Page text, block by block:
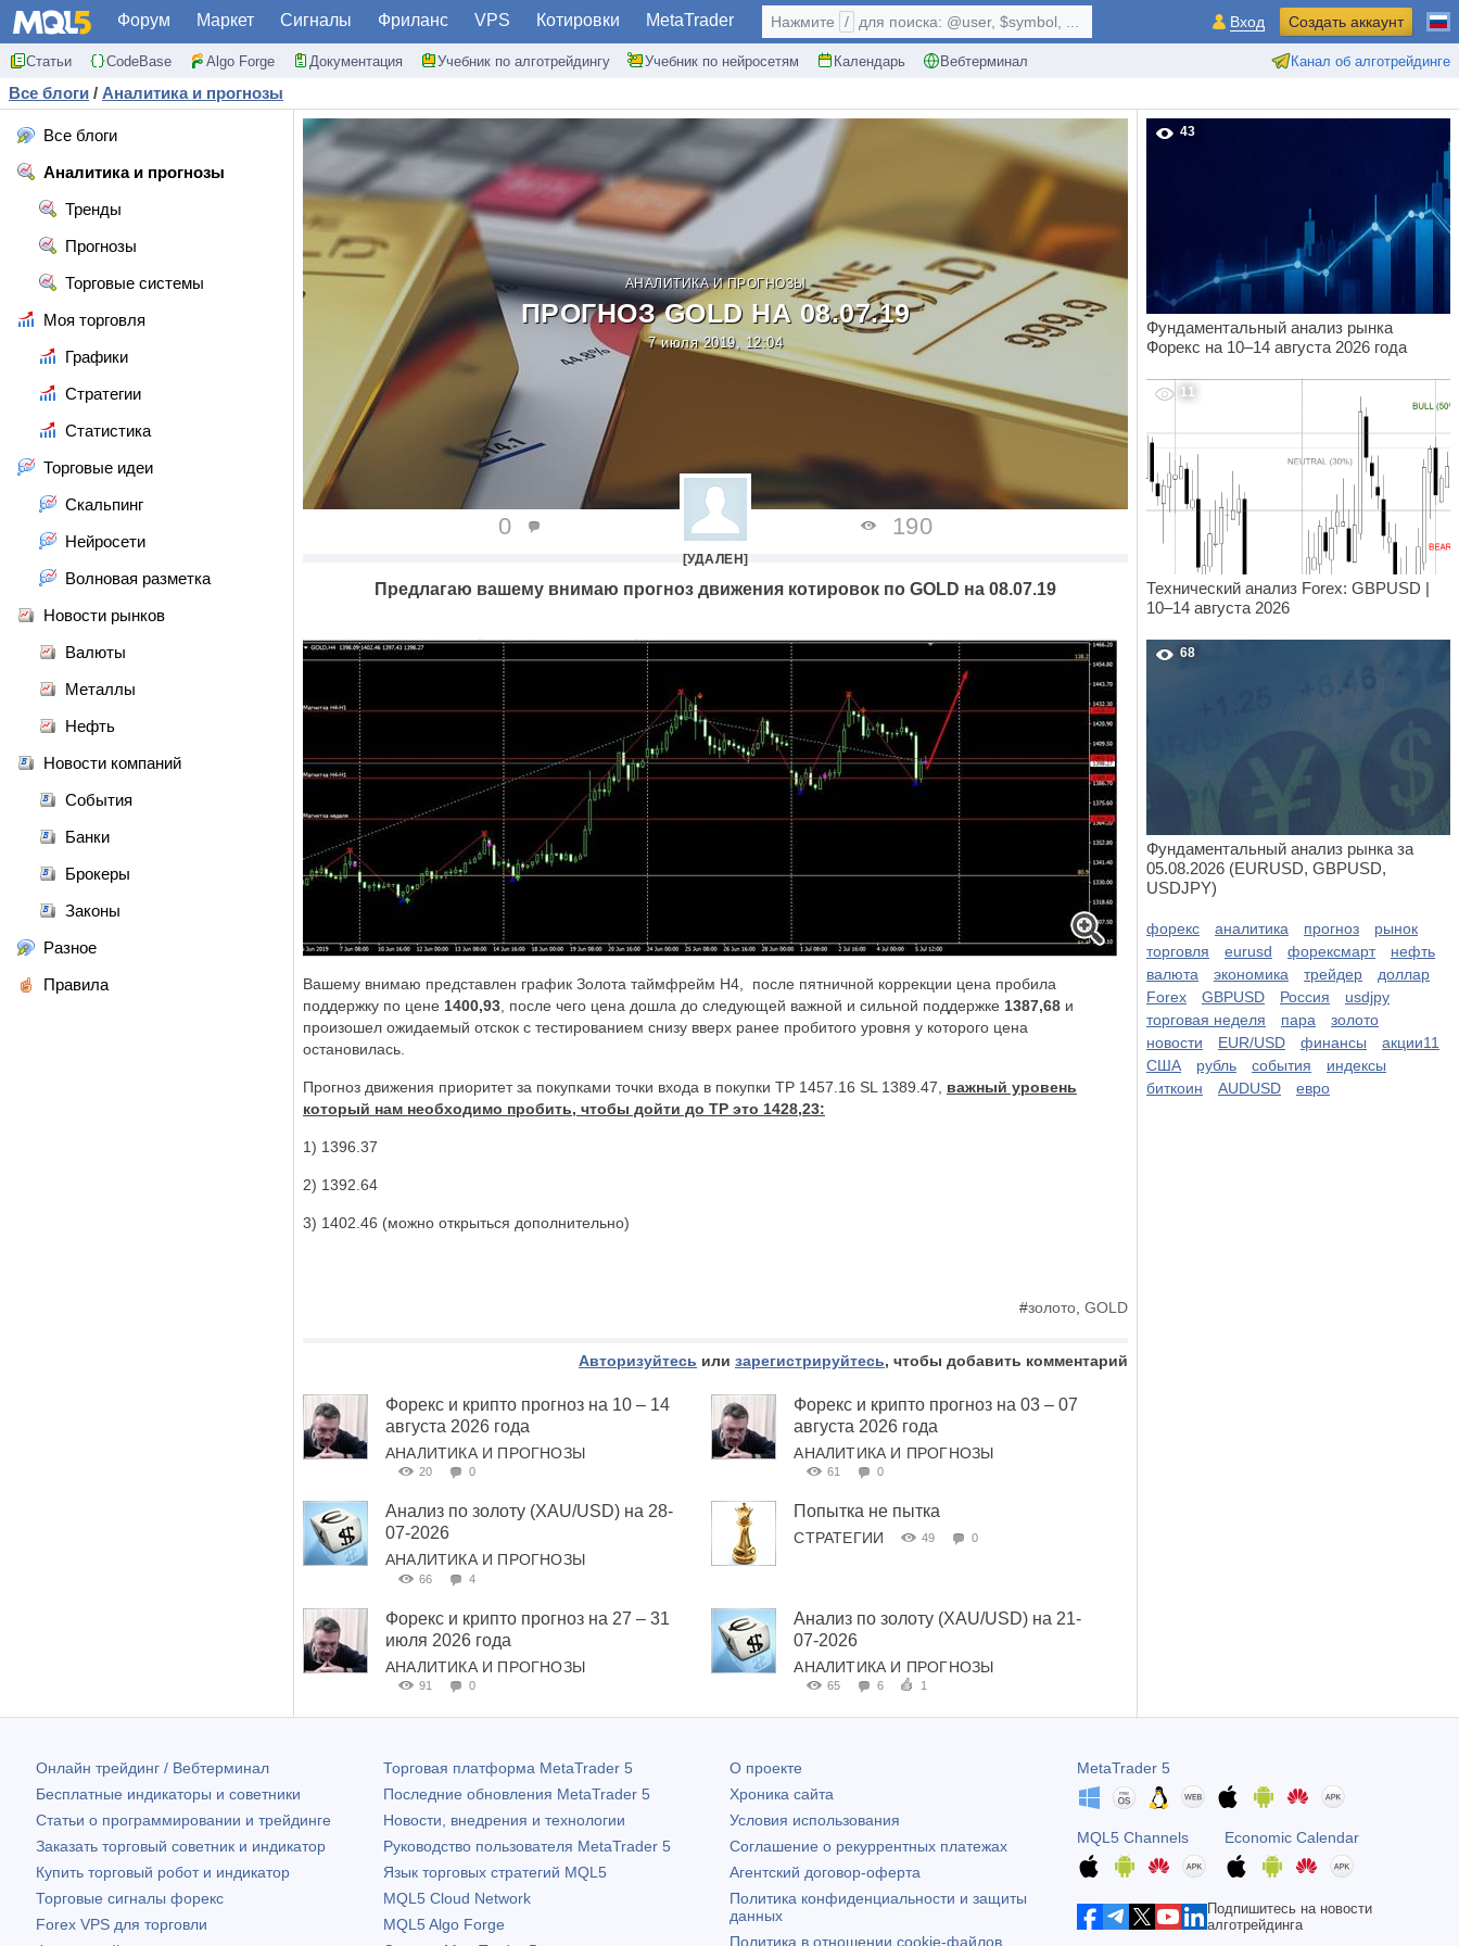
Форум Маркет Сигналы Фриланс VPS Котировки MetaTrader
Статьи CodeBase Algo Forge Документация Учебник по алготрейдингу Учебник по нейросетям Календарь Вебтерминал Канал об алготрейдинге
Нажмите / для поиска: @user, $symbol, ... Вход Создать аккаунт
Все блоги / Аналитика и прогнозы
Все блоги
Аналитика и прогнозы
Тренды
Прогнозы
Торговые системы
Моя торговля
Графики
Стратегии
Статистика
Торговые идеи
Скальпинг
Нейросети
Волновая разметка
Новости рынков
Валюты
Металлы
Нефть
Новости компаний
События
Банки
Брокеры
Законы
Разное
Правила
АНАЛИТИКА И ПРОГНОЗЫ
ПРОГНОЗ GOLD НА 08.07.19
7 июля 2019, 12:04
[УДАЛЕН]
0 190
Предлагаю вашему внимаю прогноз движения котировок по GOLD на 08.07.19
Вашему внимаю представлен график Золота таймфрейм Н4, после пятничной коррекции цена пробила
поддержку по цене 1400,93 , после чего цена дошла до следующей важной и сильной поддержке 1387,68 и
произошел ожидаемый отскок с тестированием снизу вверх ранее пробитого уровня у которого цена
остановилась.
Прогноз движения приоритет за покупками точки входа в покупки TP 1457.16 SL 1389.47, важный уровень
который нам необходимо пробить, чтобы дойти до TP это 1428,23:
1) 1396.37
2) 1392.64
3) 1402.46 (можно открыться дополнительно)
#золото GOLD
Авторизуйтесь или зарегистрируйтесь, чтобы добавить комментарий
Форекс и крипто прогноз на 10 – 14
августа 2026 года
АНАЛИТИКА И ПРОГНОЗЫ
20 0
Форекс и крипто прогноз на 03 – 07
августа 2026 года
АНАЛИТИКА И ПРОГНОЗЫ
61 0
Анализ по золоту (XAU/USD) на 28-
07-2026
АНАЛИТИКА И ПРОГНОЗЫ
66 4
Попытка не пытка
СТРАТЕГИИ 49 0
Форекс и крипто прогноз на 27 – 31
июля 2026 года
АНАЛИТИКА И ПРОГНОЗЫ
91 0
Анализ по золоту (XAU/USD) на 21-
07-2026
АНАЛИТИКА И ПРОГНОЗЫ
65 6 1
43
Фундаментальный анализ рынка
Форекс на 10–14 августа 2026 года
11
Технический анализ Forex: GBPUSD |
10–14 августа 2026
68
Фундаментальный анализ рынка за
05.08.2026 (EURUSD, GBPUSD,
USDJPY)
форекс аналитика прогноз
рынок
торговля
eurusd форексмарт
нефть
валюта
экономика трейдер
доллар
Forex
GBPUSD Россия
usdjpy
торговая неделя
пара
золото
новости
EUR/USD финансы
акции11
США
рубль события
индексы
биткоин
AUDUSD евро
Онлайн трейдинг / Вебтерминал
Бесплатные индикаторы и советники
Статьи о программировании и трейдинге
Заказать торговый советник и индикатор
Купить торговый робот и индикатор
Торговые сигналы форекс
Forex VPS для торговли
Торговая платформа MetaTrader 5
Последние обновления MetaTrader 5
Новости, внедрения и технологии
Руководство пользователя MetaTrader 5
Язык торговых стратегий MQL5
MQL5 Cloud Network
MQL5 Algo Forge
О проекте
Хроника сайта
Условия использования
Соглашение о рекуррентных платежах
Агентский договор-оферта
Политика конфиденциальности и защиты
данных
Политика в отношении cookie-файлов
MetaTrader 5
MQL5 Channels Economic Calendar
Подпишитесь на новости
алготрейдинга